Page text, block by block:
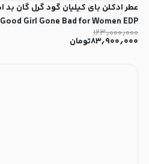
Good Girl Gone Bad for Women EDP
۱۲۳٫۰۰۰٫۰۰۰
۸۳٫۹۰۰٫۰۰۰تومان